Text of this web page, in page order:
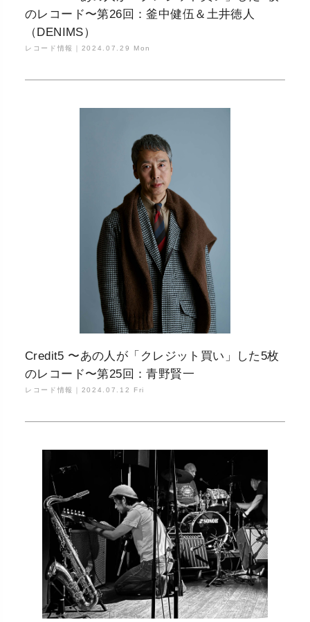
のレコード〜第26回：釜中健伍＆土井徳人
（DENIMS）
レコード情報｜ 2024.07.29 Mon
Credit5 〜あの人が「クレジット買い」した5枚
のレコード〜第25回：青野賢一
レコード情報｜ 2024.07.12 Fri